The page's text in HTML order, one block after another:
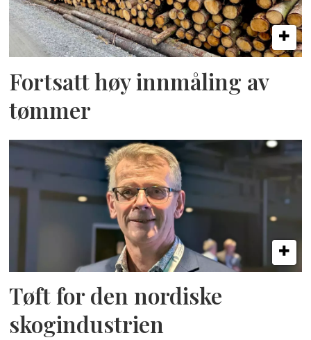
Fortsatt høy innmåling av
tømmer
Tøft for den nordiske
skogindustrien